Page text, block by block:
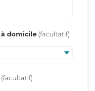
à domicile